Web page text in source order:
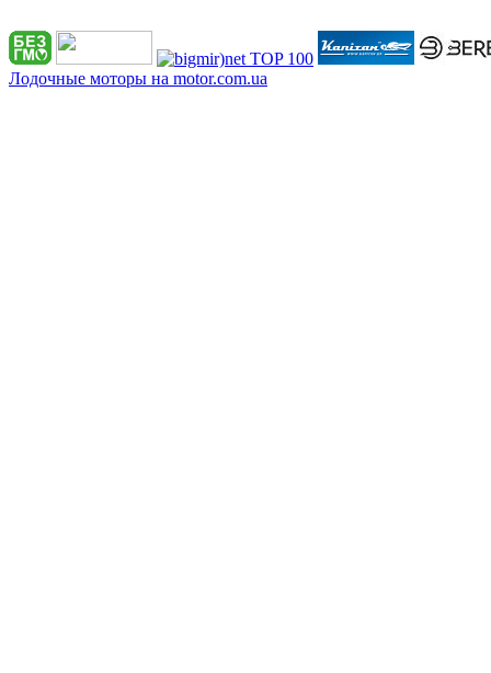
Лодочные моторы на motor.com.ua